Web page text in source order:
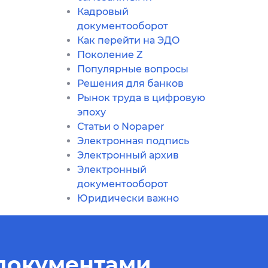
Кадровый
документооборот
Как перейти на ЭДО
Поколение Z
Популярные вопросы
Решения для банков
Рынок труда в цифровую
эпоху
Статьи о Nopaper
Электронная подпись
Электронный архив
Электронный
документооборот
Юридически важно